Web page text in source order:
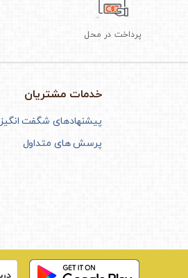
پرداخت در محل
خدمات مشتریان
پیشنهادهای شگفت انگیز
پرسش های متداول